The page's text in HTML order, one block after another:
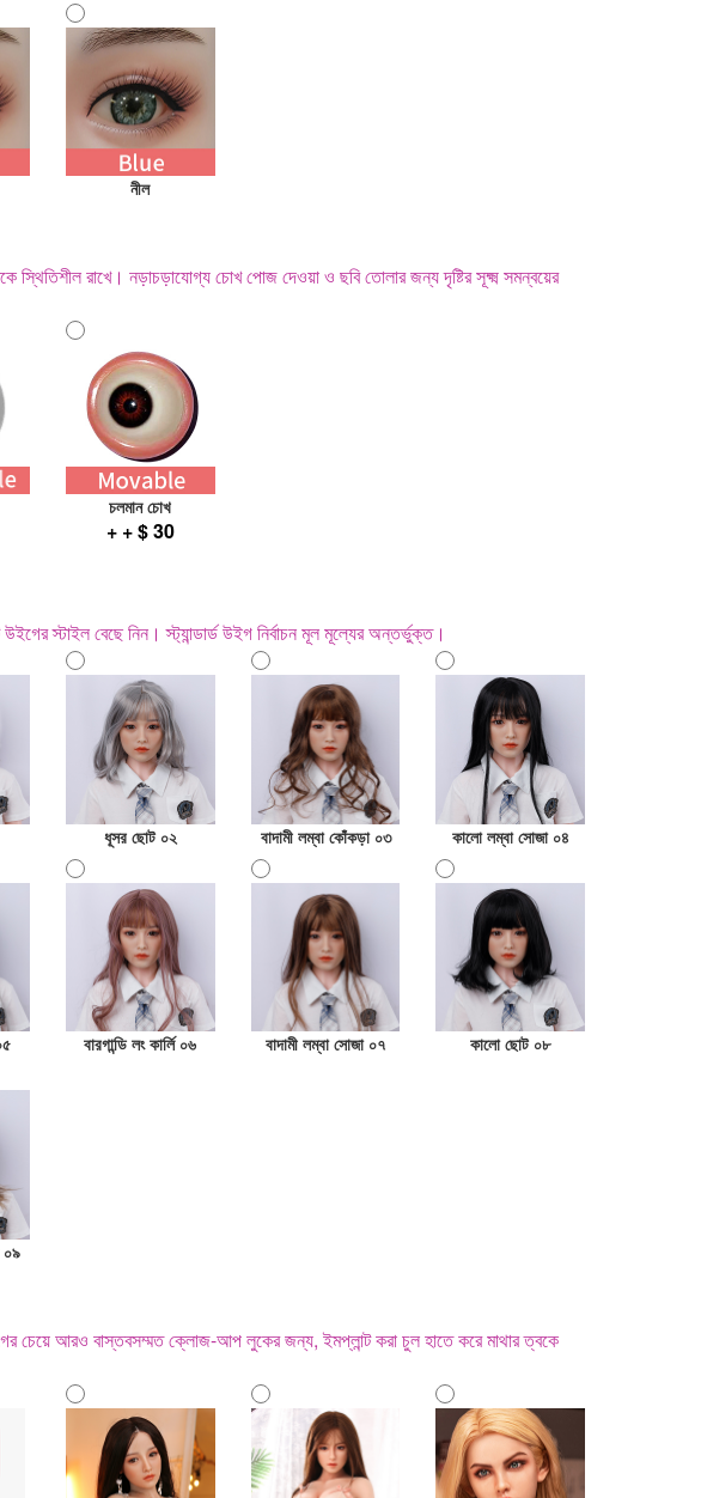
নীল
স্থিতিশীল রাখে। নড়াচড়াযোগ্য চোখ পোজ দেওয়া ও ছবি তোলার জন্য দৃষ্টির সূক্ষ্ম সমন্বয়ের
চলমান চোখ
+ + $ 30
স্টাইল বেছে নিন। স্ট্যান্ডার্ড উইগ নির্বাচন মূল মূল্যের অন্তর্ভুক্ত।
ধূসর ছোট ০২ বাদামী লম্বা কোঁকড়া ০৩ কালো লম্বা সোজা ০৪
বারগান্ডি লং কার্লি ০৬ বাদামী লম্বা সোজা ০৭ কালো ছোট ০৮
০৯
চেয়ে আরও বাস্তবসম্মত ক্লোজ-আপ লুকের জন্য, ইমপ্লান্ট করা চুল হাতে করে মাথার ত্বকে